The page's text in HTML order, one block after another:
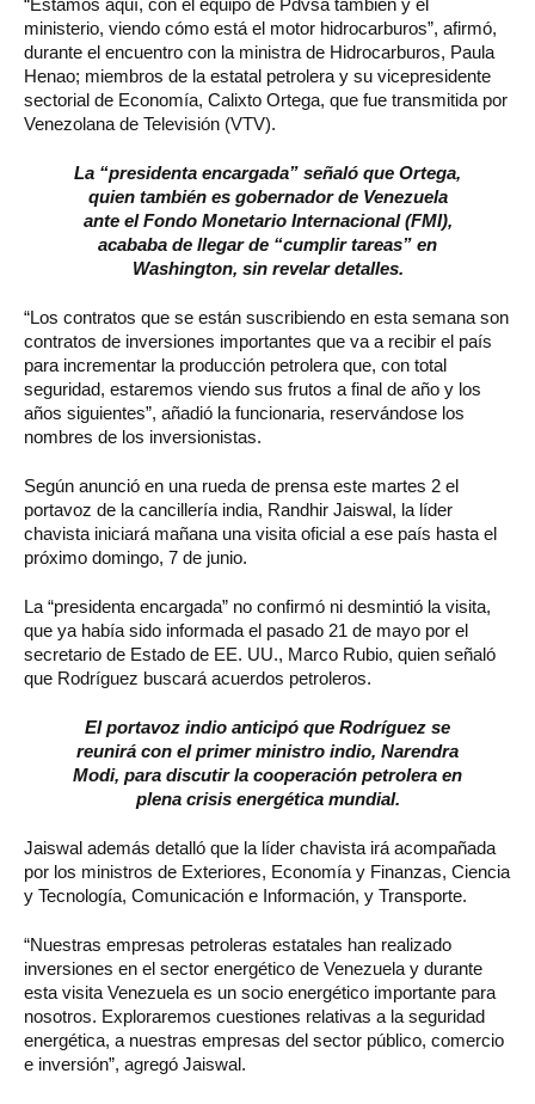
ministerio, viendo cómo está el motor hidrocarburos”, afirmó,
durante el encuentro con la ministra de Hidrocarburos, Paula
Henao; miembros de la estatal petrolera y su vicepresidente
sectorial de Economía, Calixto Ortega, que fue transmitida por
Venezolana de Televisión (VTV).
La “presidenta encargada” señaló que Ortega,
quien también es gobernador de Venezuela
ante el Fondo Monetario Internacional (FMI),
acababa de llegar de “cumplir tareas” en
Washington, sin revelar detalles.
“Los contratos que se están suscribiendo en esta semana son
contratos de inversiones importantes que va a recibir el país
para incrementar la producción petrolera que, con total
seguridad, estaremos viendo sus frutos a final de año y los
años siguientes”, añadió la funcionaria, reservándose los
nombres de los inversionistas.
Según anunció en una rueda de prensa este martes 2 el
portavoz de la cancillería india, Randhir Jaiswal, la líder
chavista iniciará mañana una visita oficial a ese país hasta el
próximo domingo, 7 de junio.
La “presidenta encargada” no confirmó ni desmintió la visita,
que ya había sido informada el pasado 21 de mayo por el
secretario de Estado de EE. UU., Marco Rubio, quien señaló
que Rodríguez buscará acuerdos petroleros.
El portavoz indio anticipó que Rodríguez se
reunirá con el primer ministro indio, Narendra
Modi, para discutir la cooperación petrolera en
plena crisis energética mundial.
Jaiswal además detalló que la líder chavista irá acompañada
por los ministros de Exteriores, Economía y Finanzas, Ciencia
y Tecnología, Comunicación e Información, y Transporte.
“Nuestras empresas petroleras estatales han realizado
inversiones en el sector energético de Venezuela y durante
esta visita Venezuela es un socio energético importante para
nosotros. Exploraremos cuestiones relativas a la seguridad
energética, a nuestras empresas del sector público, comercio
e inversión”, agregó Jaiswal.